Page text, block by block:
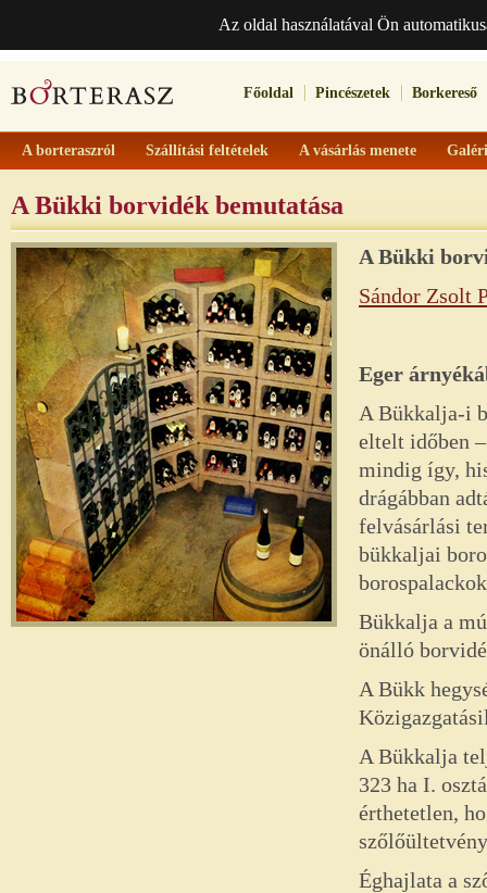
Az oldal használatával Ön
Főoldal Pincészetek Borkereső
A borteraszról Szállítási feltételek A vásárlás menete
A Bükki borvidék bemutatása
A Bükki
Sándor Zsolt
Eger
A Bükkalja-i
eltelt időben
mindig így,
drágábban
felvásárlási
bükkaljai
Bükkalja a
önálló
A Bükk
A Bükkalja
323 ha I.
érthetetlen,
Éghajlata a